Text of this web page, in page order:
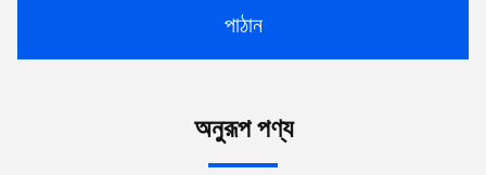
পাঠান
অনুরূপ পণ্য